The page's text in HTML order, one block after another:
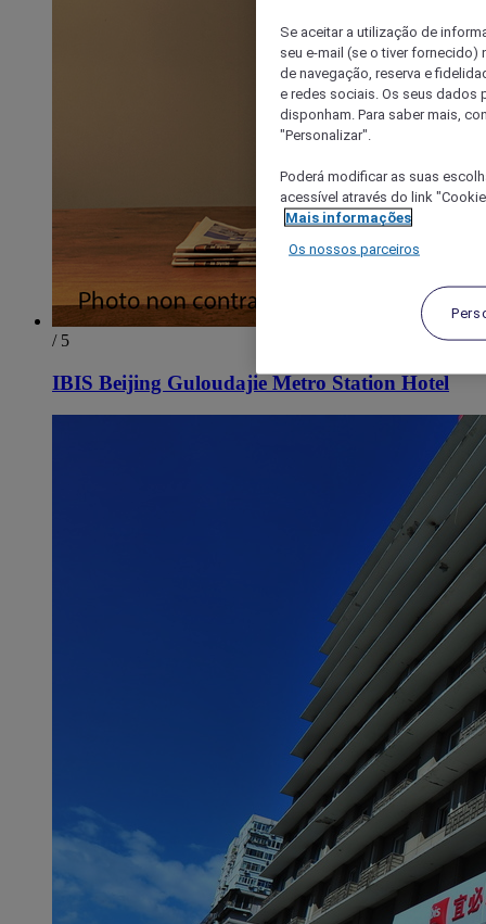
/ 5
IBIS Beijing Guloudajie Metro Station Hotel
Se aceitar a utilização de
seu e-mail (se o tiver
de navegação, reserva e
e redes sociais. Os seus dados
disponham. Para saber mais,
"Personalizar".
Poderá modificar as suas
acessível através do link
Mais informações
Os nossos parceiros